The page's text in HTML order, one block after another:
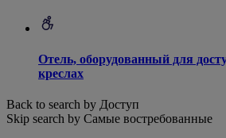
Отель, оборудованный для
креслах
Back to search by Доступ
Skip search by Самые востребованные